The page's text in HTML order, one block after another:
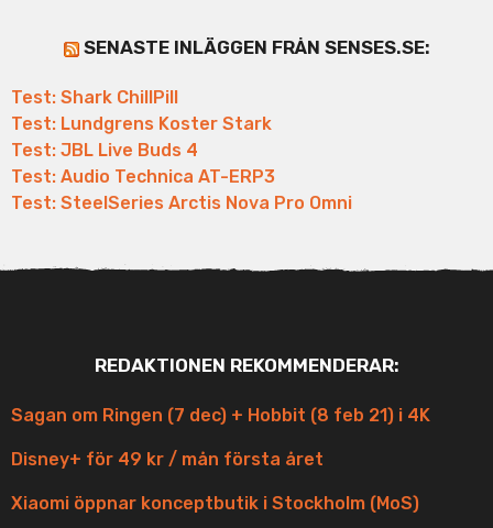
SENASTE INLÄGGEN FRÅN SENSES.SE:
Test: Shark ChillPill
Test: Lundgrens Koster Stark
Test: JBL Live Buds 4
Test: Audio Technica AT-ERP3
Test: SteelSeries Arctis Nova Pro Omni
REDAKTIONEN REKOMMENDERAR:
Sagan om Ringen (7 dec) + Hobbit (8 feb 21) i 4K
Disney+ för 49 kr / mån första året
Xiaomi öppnar konceptbutik i Stockholm (MoS)